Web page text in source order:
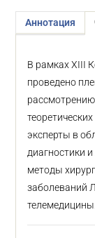
Аннотация
В рамках XIII
проведено
эксперты в
диагностики
методы
заболеваний
телемедицины.